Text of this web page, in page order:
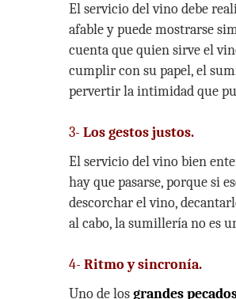
El servicio del vino debe
afable y puede mostrarse
cuenta que quien sirve el
cumplir con su papel, el
pervertir la intimidad que
3- Los gestos justos.
El servicio del vino bien
hay que pasarse, porque si
descorchar el vino,
al cabo, la sumillería no es
4- Ritmo y sincronía.
Uno de losgrandes